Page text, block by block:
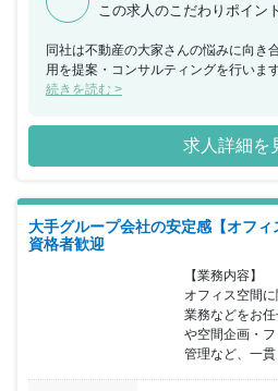
この求人のこだわりポイント
同社は不動産の大家さんの悩みに向き
用を提案・コンサルティングを行いま
サルティングサービス「新・大家ライ
策・代替資産の提案をセミナー等を通
ィングと連動して最適な不動産活用を
続きを読む >
求人詳細を
大手グループ会社の安定感【オフ
資格者歓迎
【業務内容】
オフィス空間
業務などをお
や空間企画・
管理など、一